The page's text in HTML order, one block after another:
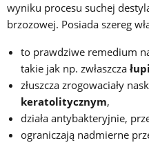
wyniku procesu suchej
brzozowej. Posiada szereg
to prawdziwe remedium
takie jak np. zwłaszcza
złuszcza zrogowaciały
keratolitycznym,
działa antybakteryjnie,
ograniczają nadmierne